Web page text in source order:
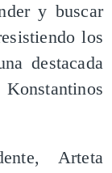
y buscar
los
destacada
Arteta